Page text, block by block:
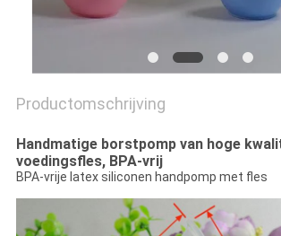
Productomschrijving
Handmatige borstpomp van hoge
voedingsfles, BPA-vrij
BPA-vrije latex siliconen handpomp met fles